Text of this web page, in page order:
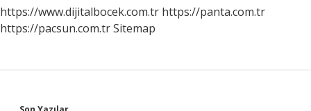
https://www.dijitalbocek.com.tr https://panta.com.tr
https://pacsun.com.trSitemap